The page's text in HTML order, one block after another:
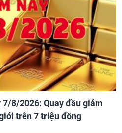
7/8/2026: Quay đầu giảm
trên 7 triệu đồng